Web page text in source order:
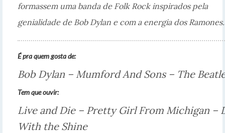
formassem uma banda de Folk Rock inspirados pela
genialidade de Bob Dylan e com a energia dos
É pra quem gosta de:
Bob Dylan – Mumford And Sons – The
Tem que ouvir:
Live and Die – Pretty Girl From Michigan –
With the Shine